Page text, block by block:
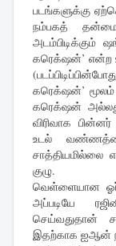
படங்களுக்கு
நம்பகத்
அடம்பிடிக்கும்
கரெக்‌ஷன்’ என்ற
கரெக்‌ஷன்’ மூலம்
கரெக்‌ஷன்
விரிவாக
உடல்
சாத்தியமில்லை
குழு.
வெள்ளையான ஓர்
அப்படியே
செய்வதுதான்
இதற்காக ஐஆன்